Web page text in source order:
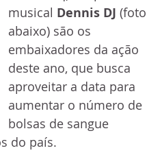
musical Dennis DJ (foto
abaixo) são os
embaixadores da ação
deste ano, que busca
aproveitar a data para
aumentar o número de
bolsas de sangue
do país.